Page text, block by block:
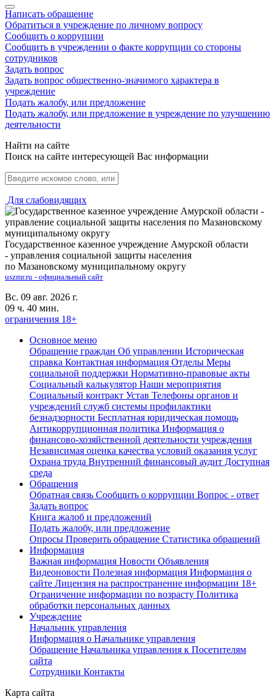
Написать обращение
Обратиться в учреждение по личному вопросу
Сообщить о коррупции
Сообщить в учреждении о факте коррупции со стороны
сотрудников
Задать вопрос
Задать вопрос общественно-значимого характера в
учреждение
Подать жалобу, или предложение
Подать жалобу, или предложение в учреждение по улучшению
деятельности
Найти на сайте
Поиск на сайте интересующей Вас информации
Для слабовидящих
Государственное казенное учреждение Амурской области
- управления социальной защиты населения
по Мазановскому муниципальному округу
uszmr.ru - официальный сайт
Вс. 09 авг. 2026 г.
09 ч. 40 мин.
ограничения 18+
Основное меню
Обращение граждан Об управлении Историческая
справка Контактная информация Отделы Меры
социальной поддержки Нормативно-правовые акты
Социальный калькулятор Наши мероприятия
Социальный контракт Устав Телефоны органов и
учреждений служб системы профилактики
безнадзорности Бесплатная юридическая помощь
Антикоррупционная политика Информация о
финансово-хозяйственной деятельности учреждения
Независимая оценка качества условий оказания услуг
Охрана труда Внутренний финансовый аудит Доступная
среда
Обращения
Обратная связь Сообщить о коррупции Вопрос - ответ
Задать вопрос
Книга жалоб и предложений
Подать жалобу, или предложение
Опросы Проверить обращение Статистика обращений
Информация
Важная информация Новости Объявления
Видеоновости Полезная информация Информация о
сайте Лицензия на распространение информации 18+
Ограничение информации по возрасту Политика
обработки персональных данных
Учреждение
Начальник управления
Информация о Начальнике управления
Обращение Начальника управления к Посетителям
сайта
Сотрудники Контакты
Карта сайта